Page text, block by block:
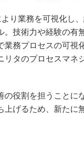
り業務を可視化し
。技術力や経験の有
業務プロセスの可視
リタのプロセスマネ
役割を担うことに
上げるため、新たに